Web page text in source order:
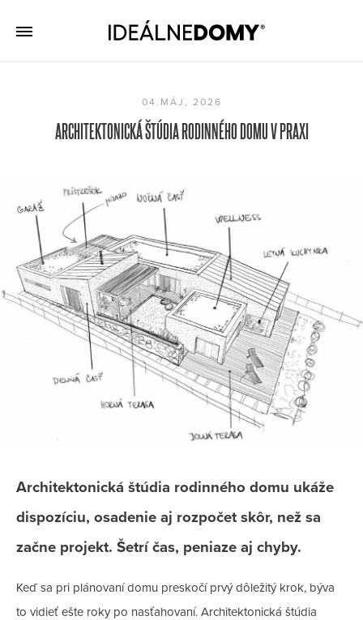
04.MÁJ, 2026
ARCHITEKTONICKÁ ŠTÚDIA RODINNÉHO DOMU V PRAXI
Architektonická štúdia rodinného domu ukáže
dispozíciu, osadenie aj rozpočet skôr, než sa
začne projekt. Šetrí čas, peniaze aj chyby.
Keď sa pri plánovaní domu preskočí prvý dôležitý krok, býva
to vidieť ešte roky po nasťahovaní. Architektonická štúdia